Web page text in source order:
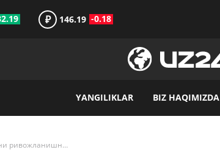
₽ 146.19 -0.18
YANGILIKLAR BIZ HAQIMIZDA
Литва Ўзбекистонни ривожланишнинг устувор ҳамкорлари рўйхатига қўшди